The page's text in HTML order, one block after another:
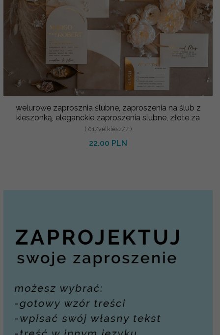
welurowe zaprosznia ślubne, zaproszenia na ślub z
kieszonką, eleganckie zaproszenia slubne, złote za
( 01/velkiesz/z )
22.00 PLN